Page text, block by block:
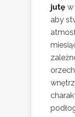
jutę w
aby